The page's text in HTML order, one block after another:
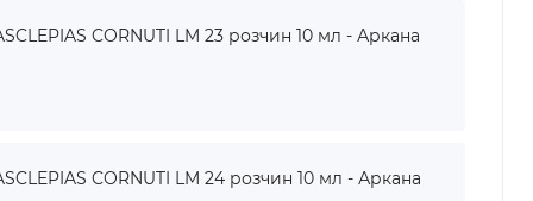
CORNUTI LM 23 розчин 10 мл - Аркана
CORNUTI LM 24 розчин 10 мл - Аркана